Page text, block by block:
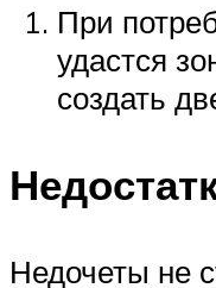
При
удастся
создать
Недочеты не